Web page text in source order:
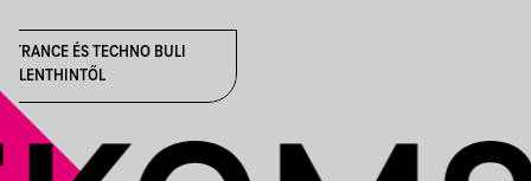
5 TRANCE ÉS TECHNO BULI
VALENTHINTŐL